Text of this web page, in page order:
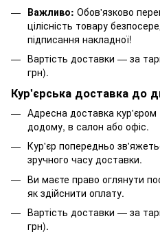
Важливо: Обов'язково
цілісність товару
підписання накладної!
Вартість доставки — за
грн).
Кур'єрська доставка до
Адресна доставка
додому, в салон або офіс.
Кур'єр попередньо
зручного часу доставки.
Ви маєте право оглянути
як здійснити оплату.
Вартість доставки — за
грн).